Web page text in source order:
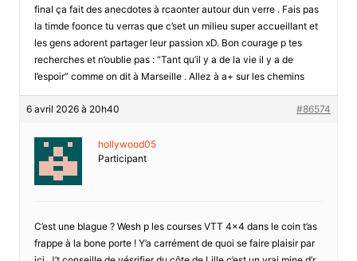
final ça fait des anecdotes à rcaonter autour dun verre . Fais pas
la timde foonce tu verras que c’set un milieu super accueillant et
les gens adorent partager leur passion xD. Bon courage p tes
recherches et n’oublie pas : “Tant qu’il y a de la vie il y a de
l’espoir” comme on dit à Marseille . Allez à a+ sur les chemins
6 avril 2026 à 20h40 #86574
hollywood05
Participant
C’est une blague ? Wesh p les courses VTT 4×4 dans le coin t’as
frappe à la bone porte ! Y’a carrément de quoi se faire plaisir par